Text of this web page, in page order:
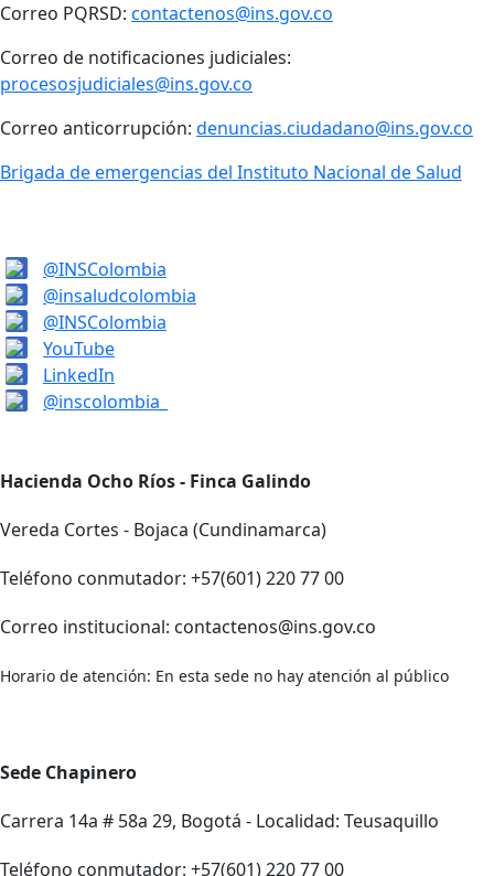
Correo PQRSD: contactenos@ins.gov.co
Correo de notificaciones judiciales:
procesosjudiciales@ins.gov.co
Correo anticorrupción: denuncias.ciudadano@ins.gov.co
Brigada de emergencias del Instituto Nacional de Salud
@INSColombia
@insaludcolombia
@INSColombia
YouTube
LinkedIn
@inscolombia_
Hacienda Ocho Ríos - Finca Galindo
Vereda Cortes - Bojaca (Cundinamarca)
Teléfono conmutador: +57(601) 220 77 00
Correo institucional: contactenos@ins.gov.co
Horario de atención: En esta sede no hay atención al público
Sede Chapinero
Carrera 14a # 58a 29, Bogotá - Localidad: Teusaquillo
Teléfono conmutador: +57(601) 220 77 00